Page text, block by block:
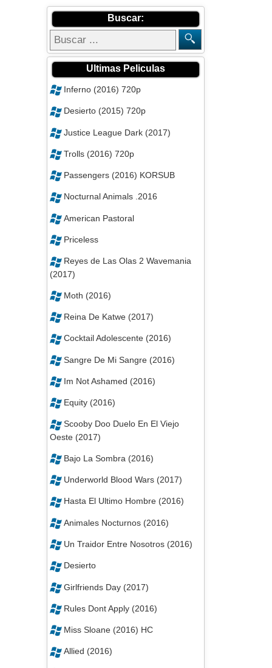
American Pastoral
Priceless
Reyes de Las Olas 2 Wavemania
(2017)
Moth (2016)
Reina De Katwe (2017)
Cocktail Adolescente (2016)
Sangre De Mi Sangre (2016)
Im Not Ashamed (2016)
Equity (2016)
Scooby Doo Duelo En El Viejo
Oeste (2017)
Underworld Blood Wars (2017)
Hasta El Ultimo Hombre (2016)
Animales Nocturnos (2016)
Un Traidor Entre Nosotros (2016)
Desierto
Girlfriends Day (2017)
Rules Dont Apply (2016)
Miss Sloane (2016) HC
Allied (2016)
Doctor Strange Hechicero Supremo
(2016)
Shut In (2016)
Estrenos